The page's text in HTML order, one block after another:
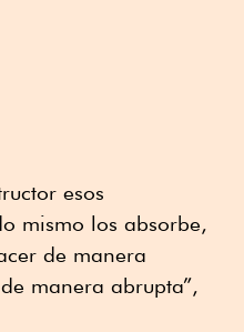
esos
mismo los absorbe,
de manera
manera abrupta”,